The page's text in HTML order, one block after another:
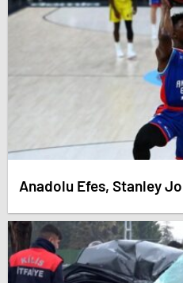
Anadolu Efes, Stanley